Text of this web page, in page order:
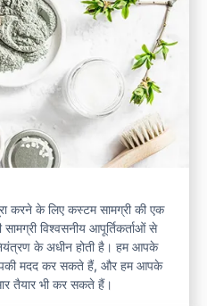
करने के लिए कस्टम सामग्री की एक
विश्वसनीय आपूर्तिकर्ताओं से
के अधीन होती है। हम आपके
मदद कर सकते हैं, और हम आपके
तैयार भी कर सकते हैं।